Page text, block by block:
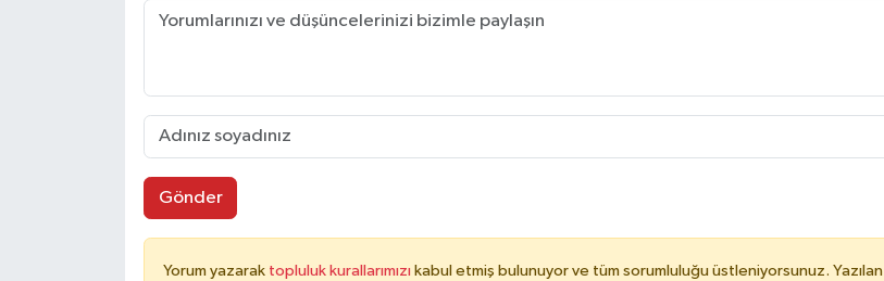
Gönder
Yorum yazarak topluluk kurallarımızı kabul etmiş bulunuyor ve tüm sorumluluğu üstleniyorsunuz. Yazılan